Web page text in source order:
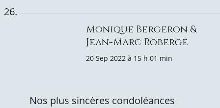
Monique Bergeron &
Jean-Marc Roberge
20 Sep 2022 à 15 h 01 min
Nos plus sincères condoléances